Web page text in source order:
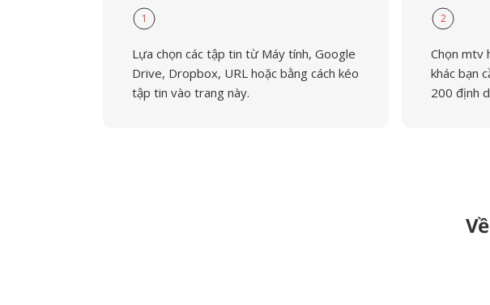
1
Lựa chọn các tập tin từ Máy tính, Google
Drive, Dropbox, URL hoặc bằng cách kéo
tập tin vào trang này.
2
Chọn mtv
khác bạn
200 định